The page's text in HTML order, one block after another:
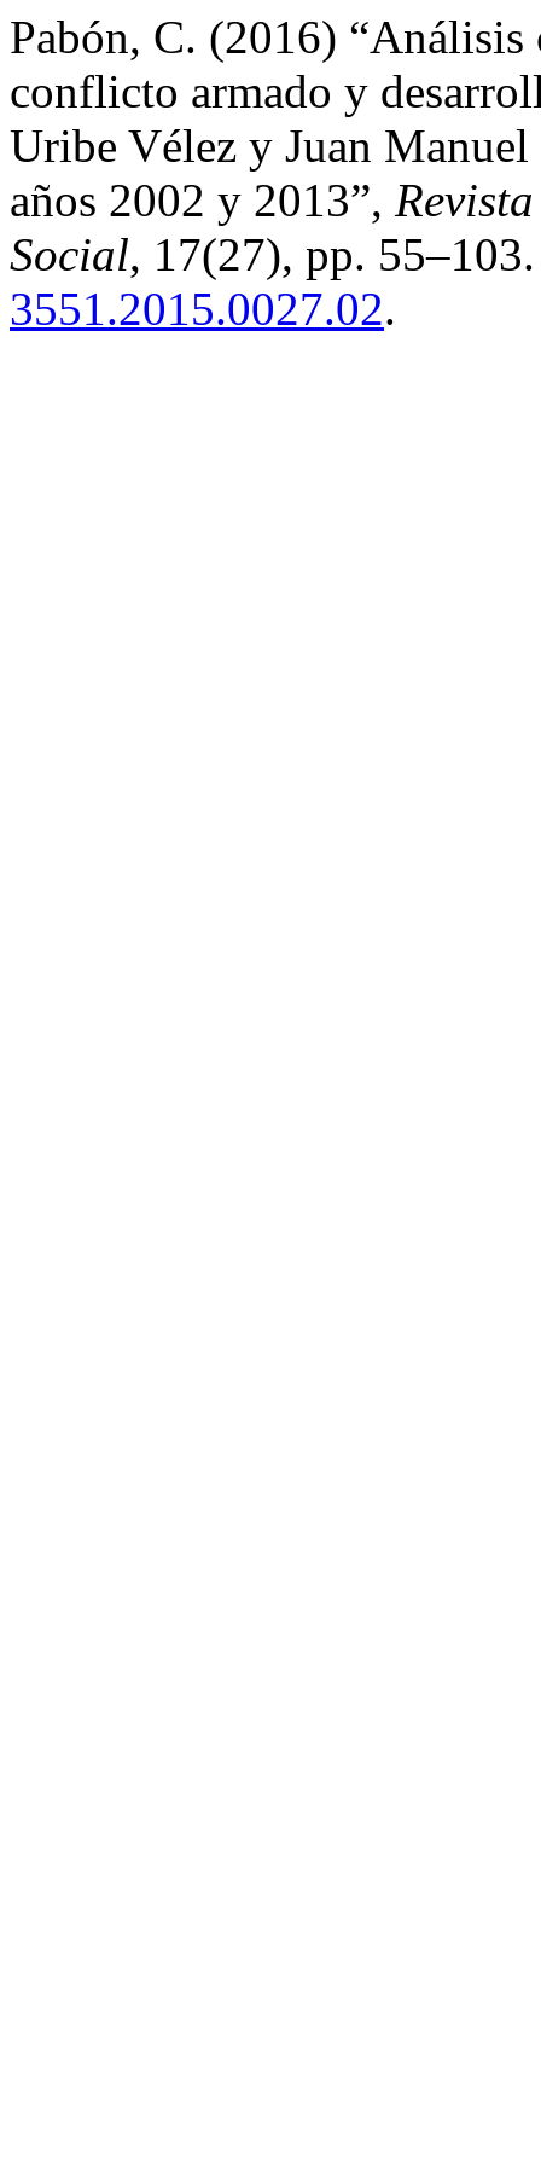
Pabón, C. (2016)
conflicto armado y
Uribe Vélez y Juan
años 2002 y 2013”,
Social, 17(27), pp.
3551.2015.0027.02.